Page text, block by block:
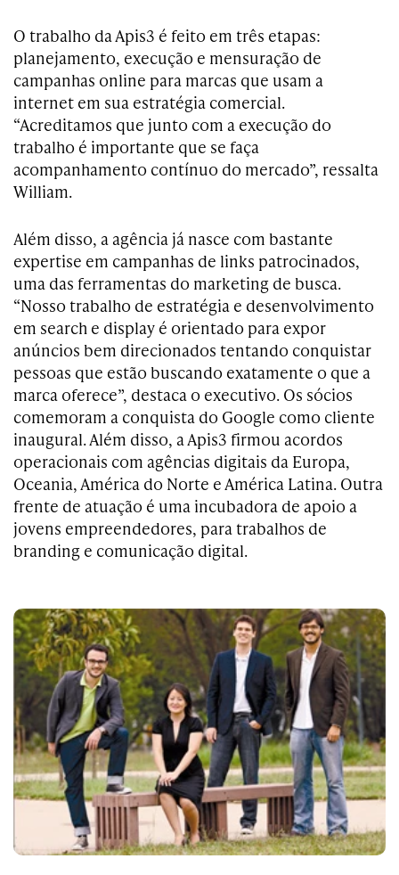
O trabalho da Apis3 é feito em três etapas:
planejamento, execução e mensuração de
campanhas online para marcas que usam a
internet em sua estratégia comercial.
“Acreditamos que junto com a execução do
trabalho é importante que se faça
acompanhamento contínuo do mercado”, ressalta
William.
Além disso, a agência já nasce com bastante
expertise em campanhas de links patrocinados,
uma das ferramentas do marketing de busca.
“Nosso trabalho de estratégia e desenvolvimento
em search e display é orientado para expor
anúncios bem direcionados tentando conquistar
pessoas que estão buscando exatamente o que a
marca oferece”, destaca o executivo. Os sócios
comemoram a conquista do Google como cliente
inaugural. Além disso, a Apis3 firmou acordos
operacionais com agências digitais da Europa,
Oceania, América do Norte e América Latina. Outra
frente de atuação é uma incubadora de apoio a
jovens empreendedores, para trabalhos de
branding e comunicação digital.